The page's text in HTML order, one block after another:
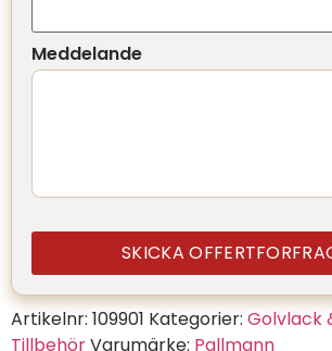
Meddelande
SKICKA
Artikelnr: 109901 Kategorier: Golvlack
TillbehörVarumärke: Pallmann